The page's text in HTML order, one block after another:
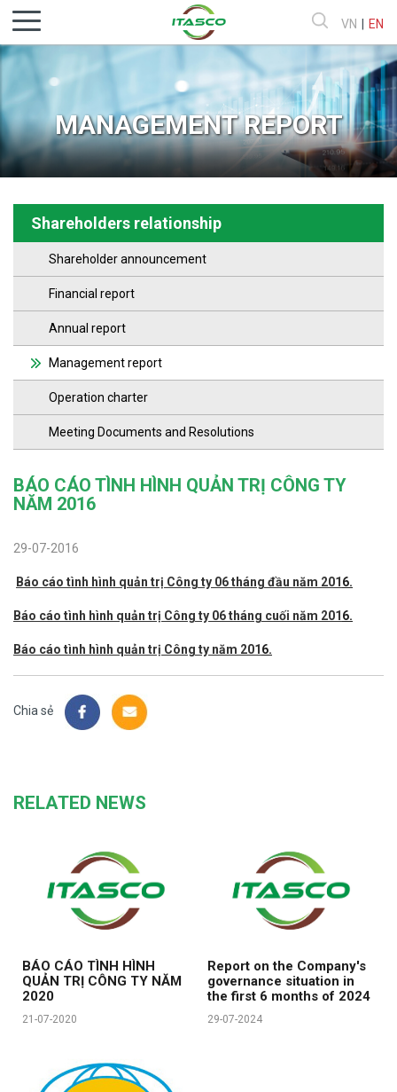
VN EN
MANAGEMENT REPORT
Shareholders relationship
Shareholder announcement
Financial report
Annual report
Management report
Operation charter
Meeting Documents and Resolutions
BÁO CÁO TÌNH HÌNH QUẢN TRỊ CÔNG TY
NĂM 2016
29-07-2016
Báo cáo tình hình quản trị Công ty 06 tháng đầu năm 201 6.
Báo cáo tình hình quản trị Công ty 06 tháng cuối năm 201 6.
Báo cáo tình hình quản trị Công ty năm 201 6.
Chia sẻ
RELATED NEWS
BÁO CÁO TÌNH HÌNH
QUẢN TRỊ CÔNG TY NĂM
2020
21-07-2020
Report on the Company's
governance situation in
the first 6 months of 2024
29-07-2024